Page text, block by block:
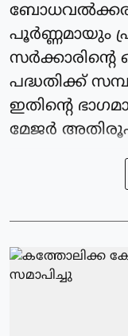
പൂർണ്ണമായും
പദ്ധതിക്ക്
ഇതിൻ്റെ
മേജർ